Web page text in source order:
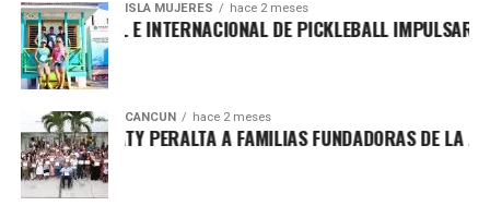
ISLA MUJERES hace 2 meses
NACIONAL E INTERNACIONAL DE PICKLEBALL IMPULSARÁ
CANCÚN hace 2 meses
ANA PATY PERALTA A FAMILIAS FUNDADORAS DE LA